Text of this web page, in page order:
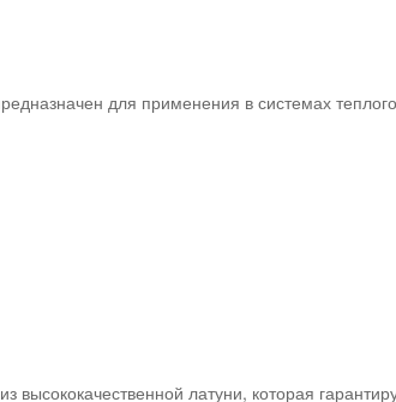
для применения в системах
латуни, которая